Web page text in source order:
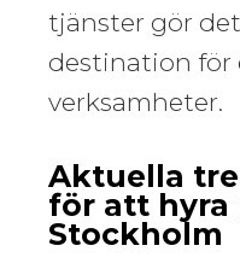
tjänster gör
destination för
verksamheter.
Aktuella
för att hyra
Stockholm